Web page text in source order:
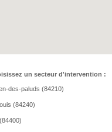
un secteur d'intervention :
des-paluds (84210)
(84240)